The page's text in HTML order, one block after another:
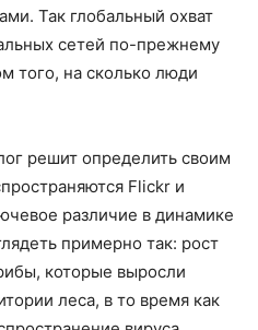
Так глобальный охват
сетей по-прежнему
того, на сколько люди
решит определить своим
Flickr и
различие в динамике
примерно так: рост
которые выросли
леса, в то время как